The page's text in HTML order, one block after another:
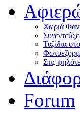
Χωριά
Ταξίδια
Στις
Forum